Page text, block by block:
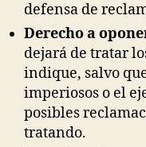
defensa de
Derecho a
dejará de tratar
indique, salvo
imperiosos o el
posibles
tratando.